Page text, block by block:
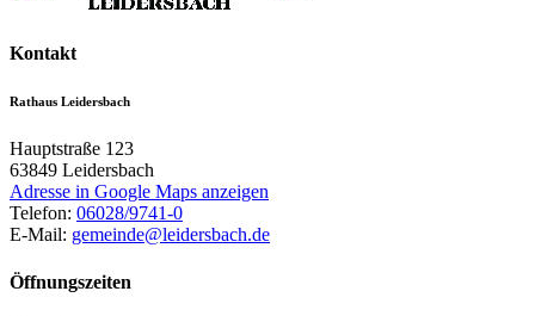
Kontakt
Rathaus Leidersbach
Hauptstraße 123
63849 Leidersbach
Adresse in Google Maps anzeigen
Telefon: 06028/9741-0
E-Mail: gemeinde@leidersbach.de
Öffnungszeiten